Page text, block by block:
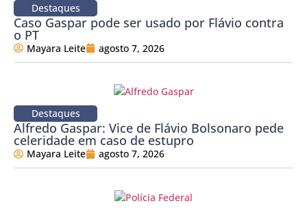
Destaques
Caso Gaspar pode ser usado por Flávio contra
o PT
Mayara Leite agosto 7, 2026
Destaques
Alfredo Gaspar: Vice de Flávio Bolsonaro pede
celeridade em caso de estupro
Mayara Leite agosto 7, 2026